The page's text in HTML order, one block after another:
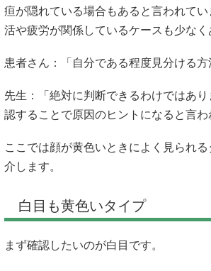
疸が隠れている場合もあると言われて
活や疲労が関係しているケースも少なく
患者さん：「自分である程度見分ける方
先生：「絶対に判断できるわけではあ
認することで原因のヒントになると言わ
ここでは顔が黄色いときによく見られ
介します。
白目も黄色いタイプ
まず確認したいのが白目です。